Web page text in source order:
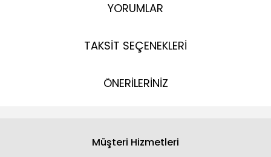
YORUMLAR
TAKSİT SEÇENEKLERİ
ÖNERİLERİNİZ
Müşteri Hizmetleri